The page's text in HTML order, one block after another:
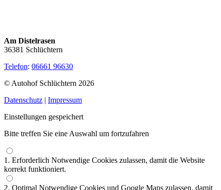
Am Distelrasen
36381 Schlüchtern
Telefon: 06661 96630
© Autohof Schlüchtern 2026
Datenschutz | Impressum
Einstellungen gespeichert
Bitte treffen Sie eine Auswahl um fortzufahren
1. Erforderlich Notwendige Cookies zulassen, damit die Website
korrekt funktioniert.
2. Optimal Notwendige Cookies und Google Maps zulassen, damit